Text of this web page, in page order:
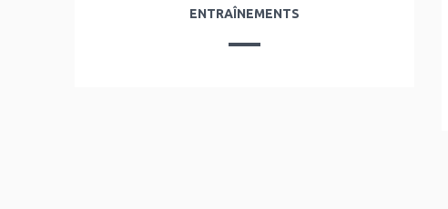
ENTRAÎNEMENTS